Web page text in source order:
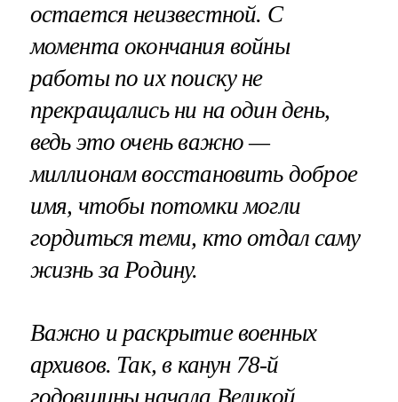
остается неизвестной. С
момента окончания войны
работы по их поиску не
прекращались ни на один день,
ведь это очень важно —
миллионам восстановить доброе
имя, чтобы потомки могли
гордиться теми, кто отдал саму
жизнь за Родину.
Важно и раскрытие военных
архивов. Так, в канун 78-й